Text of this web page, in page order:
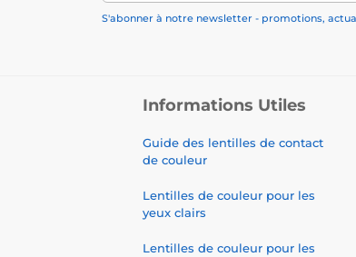
S'abonner à notre newsletter - promotions,
Informations Utiles
Guide des lentilles de contact
de couleur
Lentilles de couleur pour les
yeux clairs
Lentilles de couleur pour les